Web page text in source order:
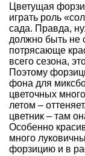
Цветущая
играть роль
сада. Правда,
должно быть не
потрясающе
всего сезона,
Поэтому
фона для
цветочных
летом –
цветник – там
Особенно
много
форзицию и в